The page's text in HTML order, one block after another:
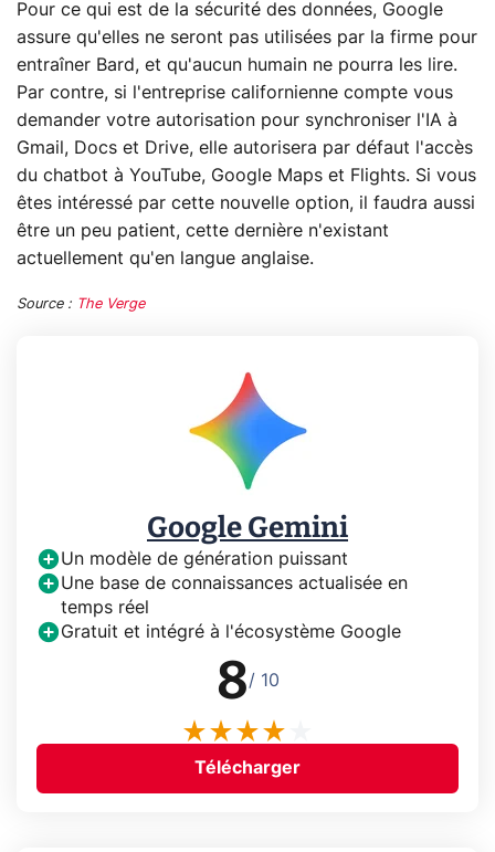
Pour ce qui est de la sécurité des données, Google
assure qu'elles ne seront pas utilisées par la firme pour
entraîner Bard, et qu'aucun humain ne pourra les lire.
Par contre, si l'entreprise californienne compte vous
demander votre autorisation pour synchroniser l'IA à
Gmail, Docs et Drive, elle autorisera par défaut l'accès
du chatbot à YouTube, Google Maps et Flights. Si vous
êtes intéressé par cette nouvelle option, il faudra aussi
être un peu patient, cette dernière n'existant
actuellement qu'en langue anglaise.
Source : The Verge
Google Gemini
Un modèle de génération puissant
Une base de connaissances actualisée en
temps réel
Gratuit et intégré à l'écosystème Google
8/ 10
Télécharger